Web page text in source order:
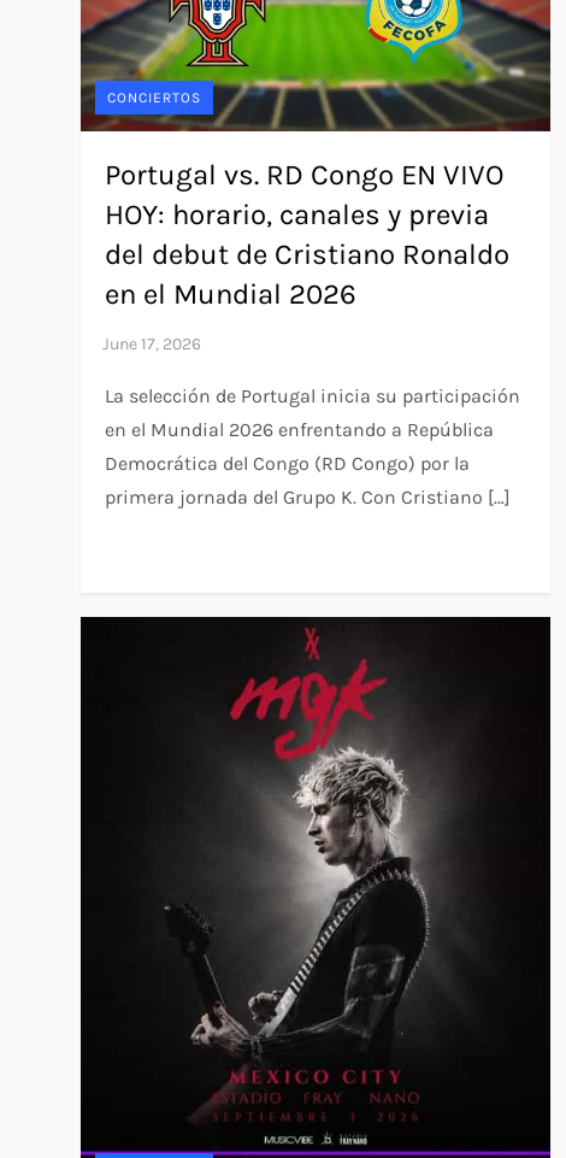
CONCIERTOS
Portugal vs. RD Congo EN VIVO
HOY: horario, canales y previa
del debut de Cristiano Ronaldo
en el Mundial 2026
La selección de Portugal inicia su participación
en el Mundial 2026 enfrentando a República
Democrática del Congo (RD Congo) por la
primera jornada del Grupo K. Con Cristiano […]